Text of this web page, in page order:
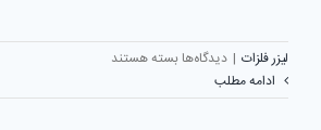
لیزر فلزات | دیدگاه‌ها برای
اتوفوکوس
بسته هستند
ادامه مطلب